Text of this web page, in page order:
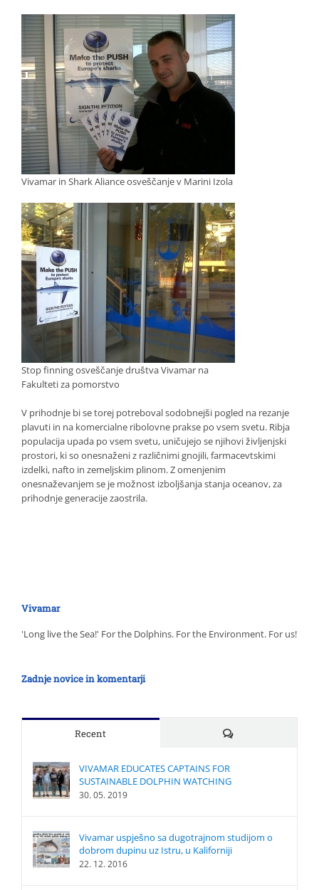
Vivamar in Shark Aliance osveščanje v Marini Izola
Stop finning osveščanje društva Vivamar na
Fakulteti za pomorstvo
V prihodnje bi se torej potreboval sodobnejši pogled na rezanje
plavuti in na komercialne ribolovne prakse po vsem svetu. Ribja
populacija upada po vsem svetu, uničujejo se njihovi življenjski
prostori, ki so onesnaženi z različnimi gnojili, farmacevtskimi
izdelki, nafto in zemeljskim plinom. Z omenjenim
onesnaževanjem se je možnost izboljšanja stanja oceanov, za
prihodnje generacije zaostrila.
Vivamar
'Long live the Sea!' For the Dolphins. For the Environment. For us!
Zadnje novice in komentarji
Recent Comments
VIVAMAR EDUCATES CAPTAINS FOR
SUSTAINABLE DOLPHIN WATCHING
30. 05. 2019
Vivamar uspješno sa dugotrajnom studijom o
dobrom dupinu uz Istru, u Kaliforniji
22. 12. 2016